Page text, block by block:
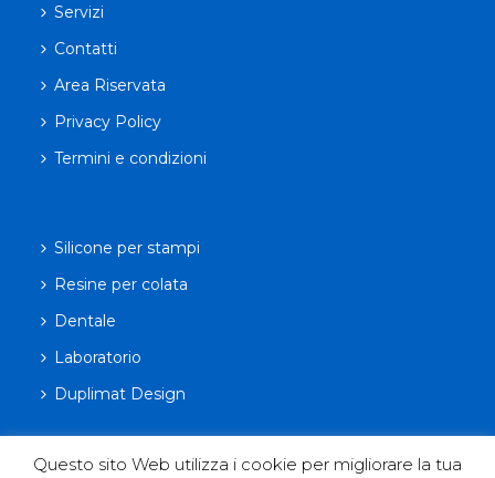
Servizi
Contatti
Area Riservata
Privacy Policy
Termini e condizioni
Silicone per stampi
Resine per colata
Dentale
Laboratorio
Duplimat Design
Questo sito Web utilizza i cookie per migliorare la tua